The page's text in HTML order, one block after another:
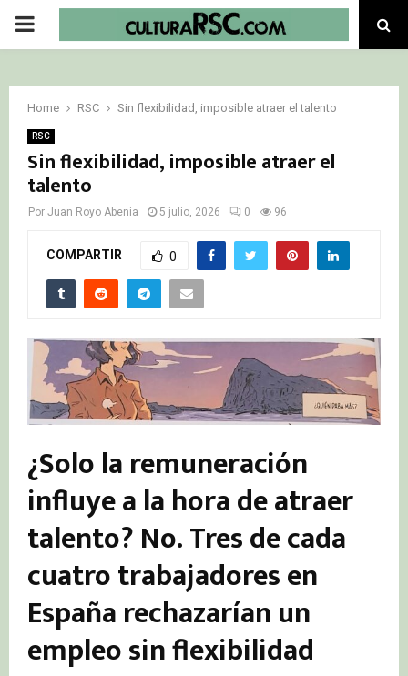
PRIMARY
Home RSC Sin flexibilidad, imposible atraer el talento
RSC
Sin flexibilidad, imposible atraer el
talento
Por Juan Royo Abenia 5 julio, 2026 0 96
COMPARTIR 0
¿Solo la remuneración
influye a la hora de atraer
talento? No. Tres de cada
cuatro trabajadores en
España rechazarían un
empleo sin flexibilidad